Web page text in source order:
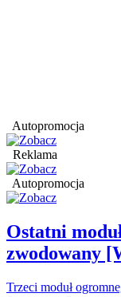
Autopromocja
Reklama
Autopromocja
Ostatni
zwodowany
Trzeci moduł